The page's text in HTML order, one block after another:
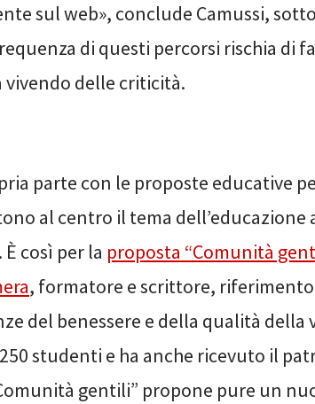
sul web», conclude Camussi,
di questi percorsi rischia di
vivendo delle criticità.
parte con le proposte educative
al centro il tema dell’educazione
così per la proposta “Comunità
, formatore e scrittore, riferimento
del benessere e della qualità della
studenti e ha anche ricevuto il
gentili” propone pure un